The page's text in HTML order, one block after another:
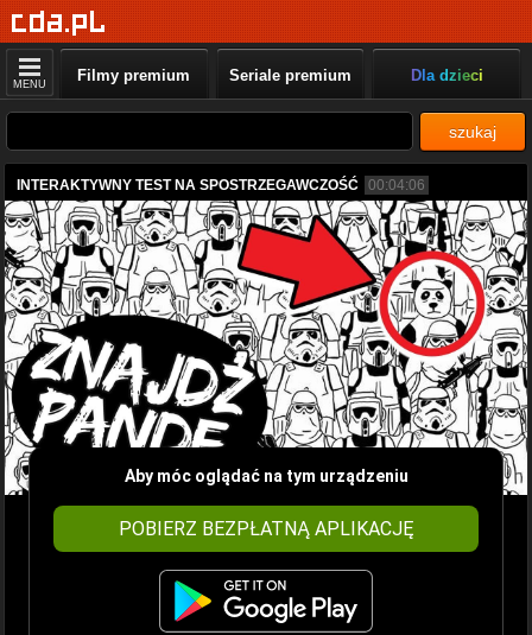
MENU Filmy premium Seriale premium Dla dzieci
szukaj
INTERAKTYWNY TEST NA SPOSTRZEGAWCZOŚĆ 00:04:06
Aby móc oglądać na tym urządzeniu
POBIERZ BEZPŁATNĄ APLIKACJĘ